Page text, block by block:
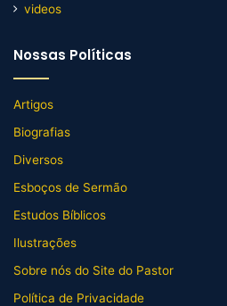
videos
Nossas Políticas
Artigos
Biografias
Diversos
Esboços de Sermão
Estudos Bíblicos
Ilustrações
Sobre nós do Site do Pastor
Política de Privacidade